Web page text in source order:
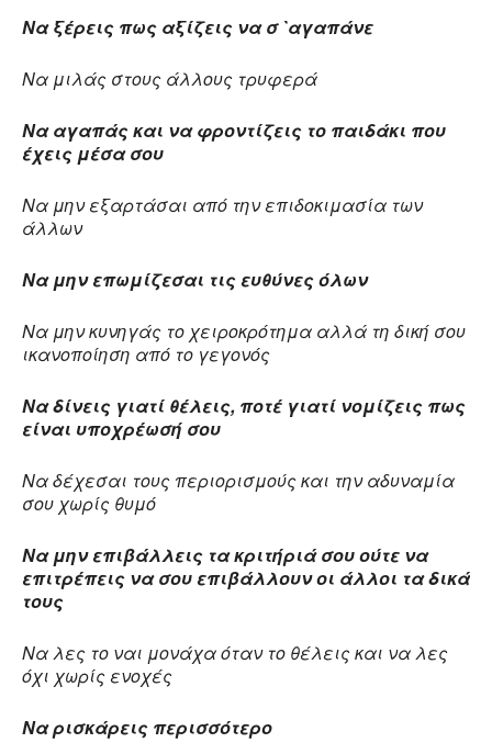
Να ξέρεις πως αξίζεις να σ `αγαπάνε
Να μιλάς στους άλλους τρυφερά
Να αγαπάς και να φροντίζεις το παιδάκι που
έχεις μέσα σου
Να μην εξαρτάσαι από την επιδοκιμασία των
άλλων
Να μην επωμίζεσαι τις ευθύνες όλων
Να μην κυνηγάς το χειροκρότημα αλλά τη δική σου
ικανοποίηση από το γεγονός
Να δίνεις γιατί θέλεις, ποτέ γιατί νομίζεις πως
είναι υποχρέωσή σου
Να δέχεσαι τους περιορισμούς και την αδυναμία
σου χωρίς θυμό
Να μην επιβάλλεις τα κριτήριά σου ούτε να
επιτρέπεις να σου επιβάλλουν οι άλλοι τα δικά
τους
Να λες το ναι μονάχα όταν το θέλεις και να λες
όχι χωρίς ενοχές
Να ρισκάρεις περισσότερο